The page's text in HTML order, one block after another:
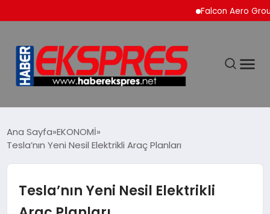
Falcon Aero Group,
SİYASET
Ana Sayfa EKONOMİ
Tesla’nın Yeni Nesil Elektrikli Araç Planları
Tesla’nın Yeni Nesil Elektrikli